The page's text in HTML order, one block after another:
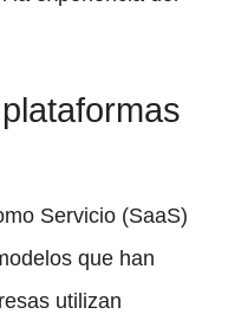
Servicio (SaaS)
que han
utilizan